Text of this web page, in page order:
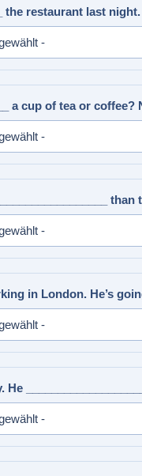
the restaurant last night.
a cup of tea or coffee?
than
in London. He’s